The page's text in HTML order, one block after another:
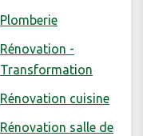
Plomberie
Rénovation -
Transformation
Rénovation cuisine
Rénovation salle de